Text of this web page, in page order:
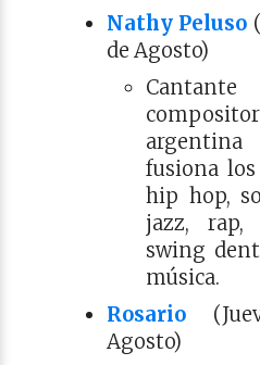
Nathy Peluso
de Agosto)
fusiona los
hip hop,
jazz, rap,
swing
música.​​
Rosario
Agosto)